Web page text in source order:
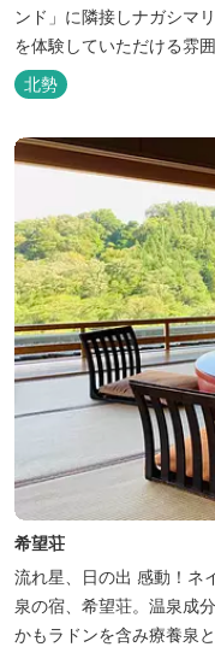
ンド」に隣接しナガシマ
を体験していただける雰
北勢
希望荘
流れ星、日の出 感動！ネ
泉の宿、希望荘。温泉成
かもラドンを含み療養泉